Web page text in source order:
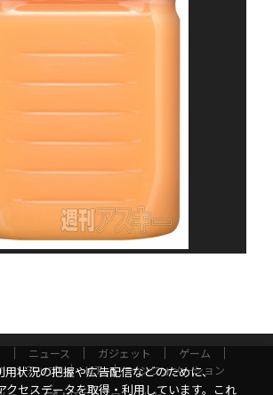
ニュース ガジェット
ゲーム
ートアップ ICT
インフォメーション
用状況の把握や広告配信などのために、
クセスデータを取得・利用しています。これ